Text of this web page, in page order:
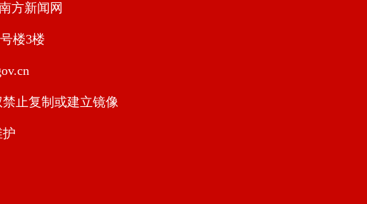
方新闻网
楼3楼
止复制或建立镜像